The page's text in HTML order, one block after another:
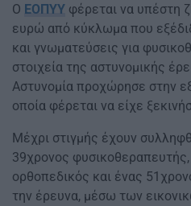
Ο ΕΟΠΥΥ φέρεται να υπέστη
ευρώ από κύκλωμα που
και γνωματεύσεις για
στοιχεία της αστυνομικής
Αστυνομία προχώρησε στην
οποία φέρεται να είχε
Μέχρι στιγμής έχουν
39χρονος
ορθοπεδικός και ένας
την έρευνα, μέσω των